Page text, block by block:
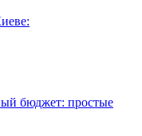
бюджет: простые